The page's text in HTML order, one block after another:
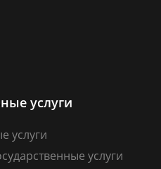
услуги
услуги
услуги